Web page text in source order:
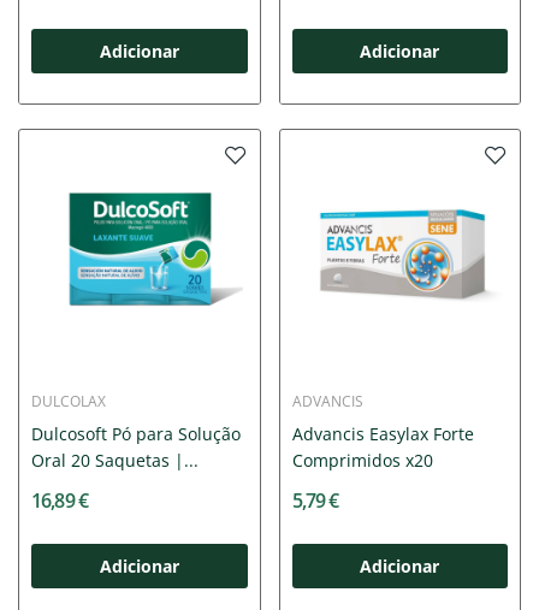
Adicionar Adicionar
DULCOLAX
Dulcosoft Pó para Solução
Oral 20 Saquetas |...
16,89 €
Adicionar
ADVANCIS
Advancis Easylax Forte
Comprimidos x20
5,79 €
Adicionar